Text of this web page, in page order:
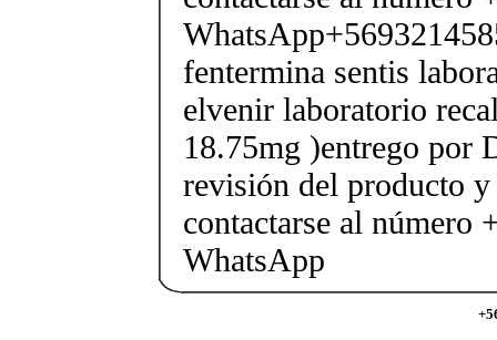
fentermina sentis
elvenir laboratorio
18.75mg )entrego por
revisión del producto
contactarse al número
WhatsApp